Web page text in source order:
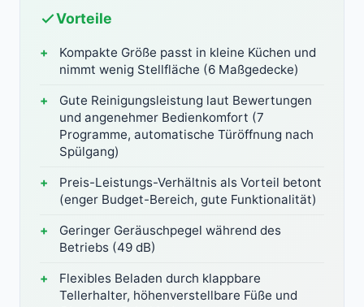
Vorteile
Kompakte Größe passt in kleine Küchen und
nimmt wenig Stellfläche (6 Maßgedecke)
Gute Reinigungsleistung laut Bewertungen
und angenehmer Bedienkomfort (7
Programme, automatische Türöffnung nach
Spülgang)
Preis-Leistungs-Verhältnis als Vorteil betont
(enger Budget-Bereich, gute Funktionalität)
Geringer Geräuschpegel während des
Betriebs (49 dB)
Flexibles Beladen durch klappbare
Tellerhalter, höhenverstellbare Füße und